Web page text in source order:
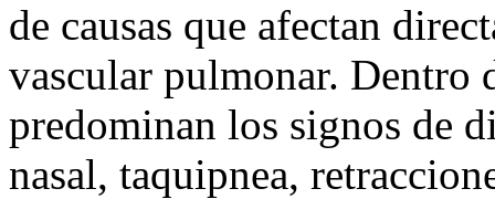
de causas que afectan
vascular pulmonar. Dentro
predominan los signos de
nasal, taquipnea,